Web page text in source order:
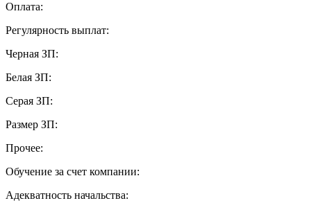
Оплата:
Регулярность выплат:
Черная ЗП:
Белая ЗП:
Серая ЗП:
Размер ЗП:
Прочее:
Обучение за счет компании:
Адекватность начальства: